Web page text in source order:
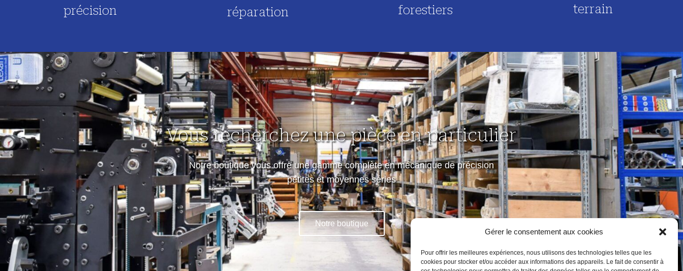
Gérer le consentement aux cookies
Pour offrir les meilleures expériences, nous utilisons des technologies telles que les
cookies pour stocker et/ou accéder aux informations des appareils. Le fait de consentir à
précision
réparation
forestiers
terrain
Vous recherchez une pièce en particulier
Notre boutique vous offre une gamme complète en mécanique de précision
petites et moyennes séries
Notre boutique